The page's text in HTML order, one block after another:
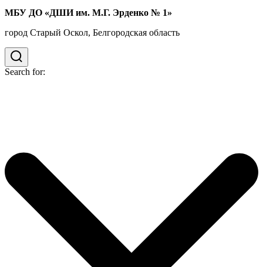
МБУ ДО «ДШИ им. М.Г. Эрденко № 1»
город Старый Оскол, Белгородская область
Search for: